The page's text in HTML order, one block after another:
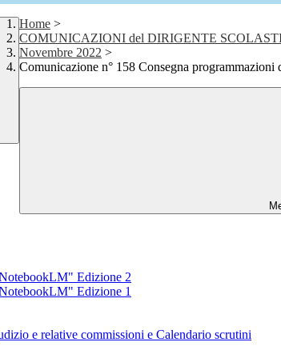
Home >
COMUNICAZIONI del DIRIGENTE
Novembre 2022 >
Comunicazione n° 158 Consegna
Edizione 2
Edizione 1
e relative commissioni e Calendario scrutini